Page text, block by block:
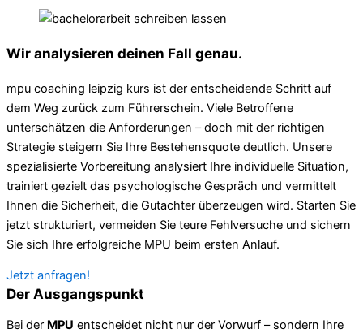
Wir analysieren deinen Fall genau.
mpu coaching leipzig kurs ist der entscheidende Schritt auf
dem Weg zurück zum Führerschein. Viele Betroffene
unterschätzen die Anforderungen – doch mit der richtigen
Strategie steigern Sie Ihre Bestehensquote deutlich. Unsere
spezialisierte Vorbereitung analysiert Ihre individuelle Situation,
trainiert gezielt das psychologische Gespräch und vermittelt
Ihnen die Sicherheit, die Gutachter überzeugen wird. Starten Sie
jetzt strukturiert, vermeiden Sie teure Fehlversuche und sichern
Sie sich Ihre erfolgreiche MPU beim ersten Anlauf.
Jetzt anfragen!
Der Ausgangspunkt
Bei der MPU entscheidet nicht nur der Vorwurf – sondern Ihre